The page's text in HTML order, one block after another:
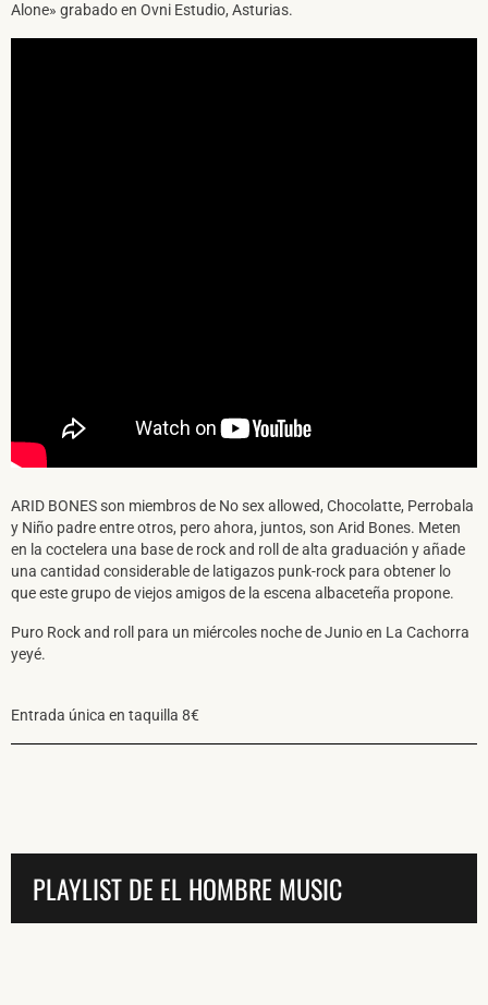
Alone» grabado en Ovni Estudio, Asturias.
ARID BONES son miembros de No sex allowed, Chocolatte, Perrobala
y Niño padre entre otros, pero ahora, juntos, son Arid Bones. Meten
en la coctelera una base de rock and roll de alta graduación y añade
una cantidad considerable de latigazos punk-rock para obtener lo
que este grupo de viejos amigos de la escena albaceteña propone.
Puro Rock and roll para un miércoles noche de Junio en La Cachorra
yeyé.
Entrada única en taquilla 8€
PLAYLIST DE EL HOMBRE MUSIC